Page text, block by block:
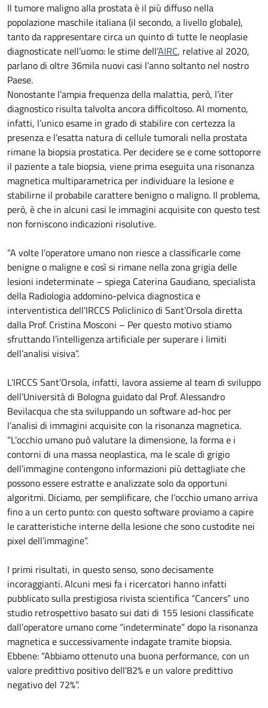
Il tumore maligno alla prostata è il più diffuso nella
popolazione maschile italiana (il secondo, a livello globale),
tanto da rappresentare circa un quinto di tutte le neoplasie
diagnosticate nell’uomo: le stime dell’AIRC, relative al 2020,
parlano di oltre 36mila nuovi casi l’anno soltanto nel nostro
Paese.
Nonostante l’ampia frequenza della malattia, però, l’iter
diagnostico risulta talvolta ancora difficoltoso. Al momento,
infatti, l’unico esame in grado di stabilire con certezza la
presenza e l’esatta natura di cellule tumorali nella prostata
rimane la biopsia prostatica. Per decidere se e come sottoporre
il paziente a tale biopsia, viene prima eseguita una risonanza
magnetica multiparametrica per individuare la lesione e
stabilirne il probabile carattere benigno o maligno. Il problema,
però, è che in alcuni casi le immagini acquisite con questo test
non forniscono indicazioni risolutive.
“A volte l’operatore umano non riesce a classificarle come
benigne o maligne e così si rimane nella zona grigia delle
lesioni indeterminate – spiega Caterina Gaudiano, specialista
della Radiologia addomino-pelvica diagnostica e
interventistica dell’IRCCS Policlinico di Sant’Orsola diretta
dalla Prof. Cristina Mosconi – Per questo motivo stiamo
sfruttando l’intelligenza artificiale per superare i limiti
dell’analisi visiva”.
L’IRCCS Sant’Orsola, infatti, lavora assieme al team di sviluppo
dell’Università di Bologna guidato dal Prof. Alessandro
Bevilacqua che sta sviluppando un software ad-hoc per
l’analisi di immagini acquisite con la risonanza magnetica.
“L’occhio umano può valutare la dimensione, la forma e i
contorni di una massa neoplastica, ma le scale di grigio
dell’immagine contengono informazioni più dettagliate che
possono essere estratte e analizzate solo da opportuni
algoritmi. Diciamo, per semplificare, che l’occhio umano arriva
fino a un certo punto: con questo software proviamo a capire
le caratteristiche interne della lesione che sono custodite nei
pixel dell’immagine”.
I primi risultati, in questo senso, sono decisamente
incoraggianti. Alcuni mesi fa i ricercatori hanno infatti
pubblicato sulla prestigiosa rivista scientifica “Cancers” uno
studio retrospettivo basato sui dati di 155 lesioni classificate
dall’operatore umano come “indeterminate” dopo la risonanza
magnetica e successivamente indagate tramite biopsia.
Ebbene: “Abbiamo ottenuto una buona performance, con un
valore predittivo positivo dell’82% e un valore predittivo
negativo del 72%”.